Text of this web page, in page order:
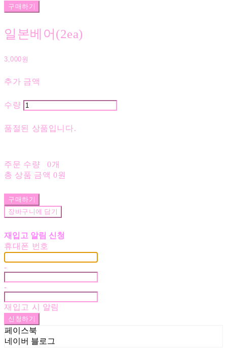
구매하기
일본베어(2ea)
3,000원
추가 금액
수량
품절된 상품입니다.
주문 수량
0개
총 상품 금액 0원
구매하기
장바구니에 담기
재입고 알림 신청
휴대폰 번호
-
-
재입고 시 알림
신청하기
페이스북
네이버 블로그